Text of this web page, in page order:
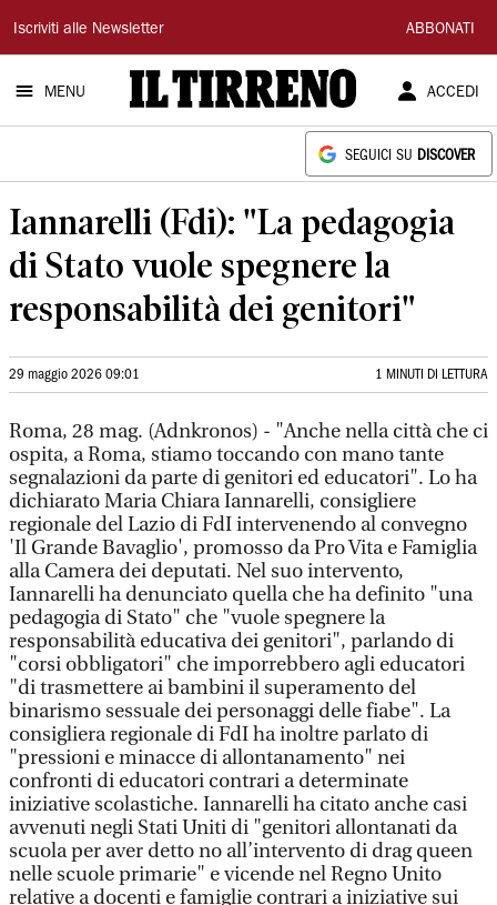
Il
Tirreno
Iscriviti alle Newsletter ABBONATI
MENU ACCEDI
SEGUICI SU DISCOVER
Iannarelli (Fdi): "La pedagogia
di Stato vuole spegnere la
responsabilità dei genitori"
29 maggio 2026 09:01 1 MINUTI DI LETTURA
Roma, 28 mag. (Adnkronos) - "Anche nella città che ci
ospita, a Roma, stiamo toccando con mano tante
segnalazioni da parte di genitori ed educatori". Lo ha
dichiarato Maria Chiara Iannarelli, consigliere
regionale del Lazio di FdI intervenendo al convegno
'Il Grande Bavaglio', promosso da Pro Vita e Famiglia
alla Camera dei deputati. Nel suo intervento,
Iannarelli ha denunciato quella che ha definito "una
pedagogia di Stato" che "vuole spegnere la
responsabilità educativa dei genitori", parlando di
"corsi obbligatori" che imporrebbero agli educatori
"di trasmettere ai bambini il superamento del
binarismo sessuale dei personaggi delle fiabe". La
consigliera regionale di FdI ha inoltre parlato di
"pressioni e minacce di allontanamento" nei
confronti di educatori contrari a determinate
iniziative scolastiche. Iannarelli ha citato anche casi
avvenuti negli Stati Uniti di "genitori allontanati da
scuola per aver detto no all’intervento di drag queen
nelle scuole primarie" e vicende nel Regno Unito
relative a docenti e famiglie contrari a iniziative sui